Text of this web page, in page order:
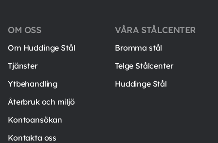
VÅRA STÅLCENTER
Bromma stål
Telge Stålcenter
Huddinge Stål
OM OSS
Om Huddinge Stål
Tjänster
Ytbehandling
Återbruk och miljö
Kontoansökan
Kontakta oss